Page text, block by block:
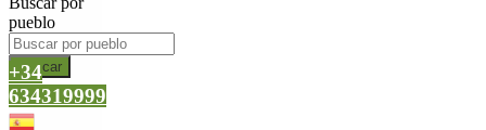
pueblo
Buscar
+34
634319999